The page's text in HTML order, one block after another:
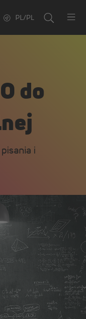
PL/PL
do
i